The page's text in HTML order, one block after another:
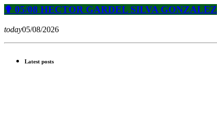
✟ 05/08 HECTOR GARDEL SILVA GONZALEZ
today05/08/2026
Latest posts